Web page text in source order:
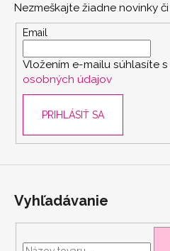
Nezmeškajte žiadne novinky
Email
Vložením e-mailu súhlasíte s
osobných údajov
PRIHLÁSIŤ SA
Vyhľadávanie